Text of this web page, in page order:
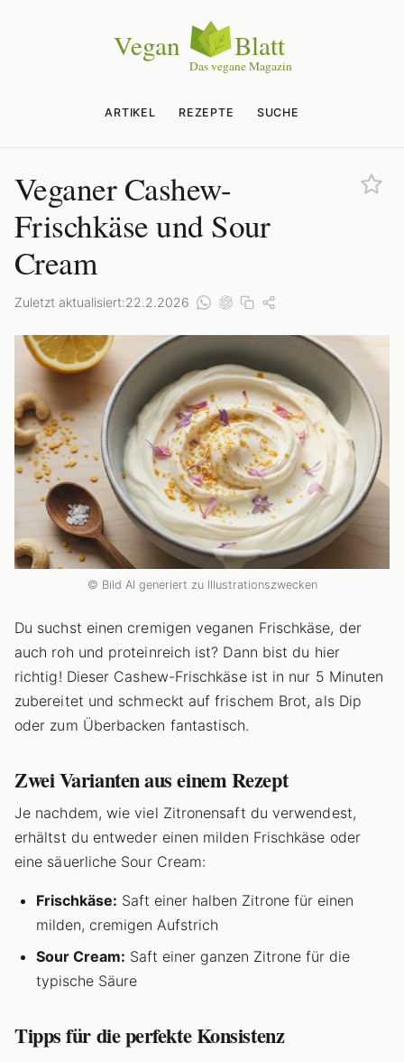
ARTIKEL REZEPTE SUCHE
Veganer Cashew-
Frischkäse und Sour
Cream
Zuletzt aktualisiert:22.2.2026
© Bild AI generiert zu Illustrationszwecken
Du suchst einen cremigen veganen Frischkäse, der
auch roh und proteinreich ist? Dann bist du hier
richtig! Dieser Cashew-Frischkäse ist in nur 5 Minuten
zubereitet und schmeckt auf frischem Brot, als Dip
oder zum Überbacken fantastisch.
Zwei Varianten aus einem Rezept
Je nachdem, wie viel Zitronensaft du verwendest,
erhältst du entweder einen milden Frischkäse oder
eine säuerliche Sour Cream:
Frischkäse: Saft einer halben Zitrone für einen
milden, cremigen Aufstrich
Sour Cream: Saft einer ganzen Zitrone für die
typische Säure
Tipps für die perfekte Konsistenz